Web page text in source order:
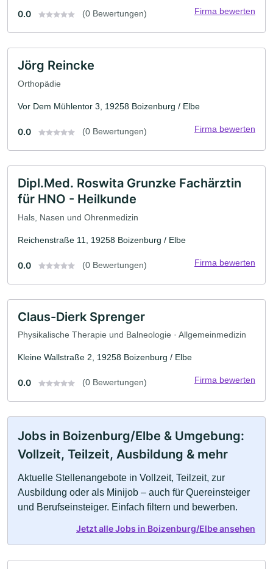
0.0 (0 Bewertungen) Firma bewerten
Jörg Reincke
Orthopädie
Vor Dem Mühlentor 3, 19258 Boizenburg / Elbe
0.0 (0 Bewertungen) Firma bewerten
Dipl.Med. Roswita Grunzke Fachärztin
für HNO - Heilkunde
Hals, Nasen und Ohrenmedizin
Reichenstraße 11, 19258 Boizenburg / Elbe
0.0 (0 Bewertungen) Firma bewerten
Claus-Dierk Sprenger
Physikalische Therapie und Balneologie · Allgemeinmedizin
Kleine Wallstraße 2, 19258 Boizenburg / Elbe
0.0 (0 Bewertungen) Firma bewerten
Jobs in Boizenburg/Elbe & Umgebung:
Vollzeit, Teilzeit, Ausbildung & mehr
Aktuelle Stellenangebote in Vollzeit, Teilzeit, zur
Ausbildung oder als Minijob – auch für Quereinsteiger
und Berufseinsteiger. Einfach filtern und bewerben.
Jetzt alle Jobs in Boizenburg/Elbe ansehen